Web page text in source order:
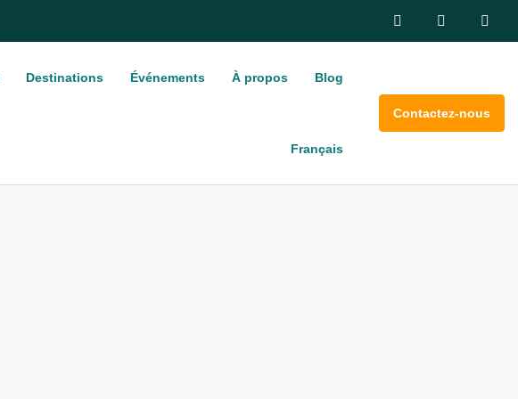
Destinations Événements À propos Blog
Français
Contactez-nous